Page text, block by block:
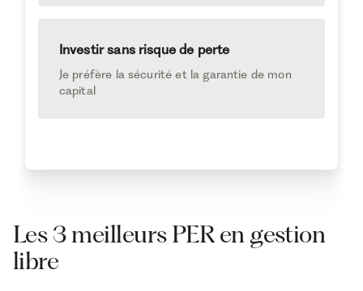
Investir sans risque de perte
Je préfère la sécurité et la garantie de mon
capital
Les 3 meilleurs PER en gestion
libre